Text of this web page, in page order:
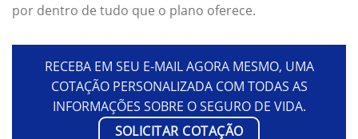
por dentro de tudo que o plano oferece.
RECEBA EM SEU E-MAIL AGORA MESMO, UMA
COTAÇÃO PERSONALIZADA COM TODAS AS
INFORMAÇÕES SOBRE O SEGURO DE VIDA.
SOLICITAR COTAÇÃO